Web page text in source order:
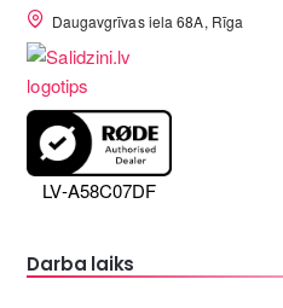
Daugavgrīvas iela 68A, Rīga
LV-A58C07DF
Darba laiks